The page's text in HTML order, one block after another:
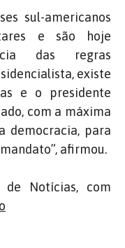
sul-americanos
e são hoje
das regras
existe
e o presidente
com a máxima
democracia, para
afirmou.
Notícias, com